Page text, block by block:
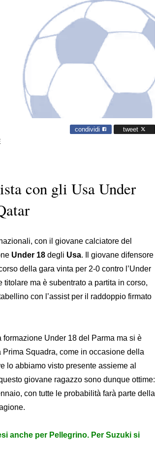
condividi
tweet
con gli Usa Under
con il giovane calciatore del
Under 18 degli Usa. Il giovane difensore
della gara vinta per 2-0 contro l’Under
ma è subentrato a partita in corso,
con l’assist per il raddoppio firmato
Under 18 del Parma ma si è
Squadra, come in occasione della
lo abbiamo visto presente assieme al
giovane ragazzo sono dunque ottime:
con tutte le probabilità farà parte della
anche per Pellegrino. Per Suzuki si